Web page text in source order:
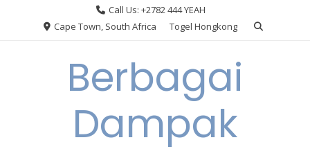
Call Us: +2782 444 YEAH
Cape Town, South Africa
Togel Hongkong
Berbagai
Dampak